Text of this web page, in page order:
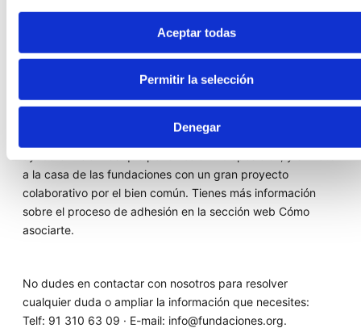
Aceptar todas
Permitir la selección
Denegar
fundaciones.
¿Aún no te has asociado? ¡Te estamos esperando!
Descárgate el documento de membresía y la infografía “12
sección Recursos Corporativos las múltiples líneas de
a la casa de las fundaciones con un gran proyecto
colaborativo por el bien común. Tienes más información
sobre el proceso de adhesión en la sección web Cómo
asociarte.
No dudes en contactar con nosotros para resolver
cualquier duda o ampliar la información que necesites:
Telf: 91 310 63 09 · E-mail: info@fundaciones.org.